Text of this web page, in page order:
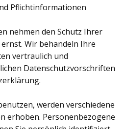
Pflichtinformationen
nehmen den Schutz Ihrer
Wir behandeln Ihre
vertraulich und
Datenschutzvorschriften
werden verschiedene
erhoben. Personenbezogene